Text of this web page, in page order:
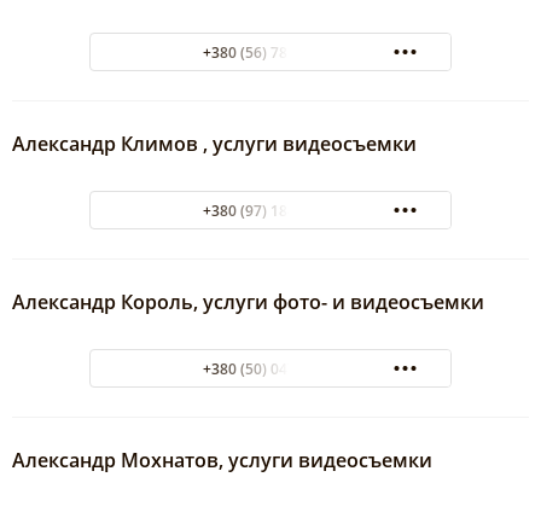
+380 (56) 788-07-37
Александр Климов , услуги видеосъемки
+380 (97) 184-73-37
Александр Король, услуги фото- и видеосъемки
+380 (50) 047-06-50
Александр Мохнатов, услуги видеосъемки